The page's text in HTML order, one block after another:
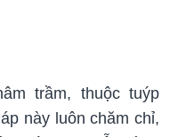
trầm, thuộc tuýp
này luôn chăm chỉ,